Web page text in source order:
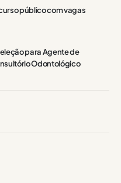
público com vagas
para Agente de
Odontológico